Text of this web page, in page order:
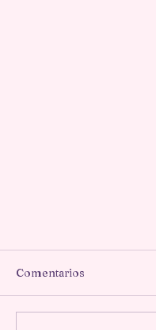
Comentarios